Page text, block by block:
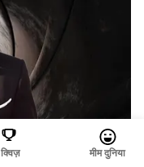
क्विज़ मीम दुनिया